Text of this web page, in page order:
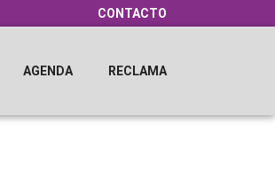
CONTACTO
AGENDA RECLAMA